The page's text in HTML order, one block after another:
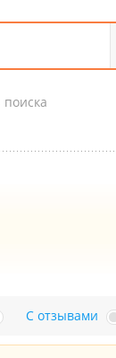
поиска
С отзывами